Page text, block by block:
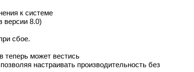
к системе
версии 8.0)
сбое.
теперь может вестись
настраивать производительность без